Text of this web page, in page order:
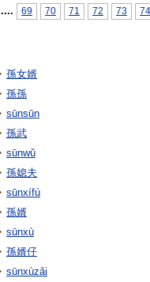
.... 69 70 71 72 73 74
孫女婿
孫孫
sūnsūn
孫武
sūnwǔ
孫媳夫
sūnxífú
孫婿
sūnxù
孫婿仔
sūnxùzǎi